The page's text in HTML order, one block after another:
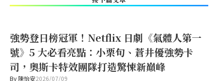
強勢登日榜冠軍！Netflix 日劇《氣體人第一
號》5 大必看亮點：小栗旬、蒼井優強勢卡
司，奧斯卡特效團隊打造驚悚新巔峰
By 陳怡安2026/07/09